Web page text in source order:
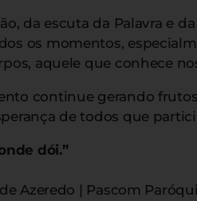
da escuta da Palavra e
os momentos,
aquele que conhece
continue gerando
de todos que
dói.”
Azeredo | Pascom